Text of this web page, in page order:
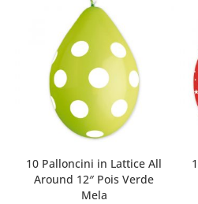
10 Palloncini in Lattice All
Around 12″ Pois Verde
Mela